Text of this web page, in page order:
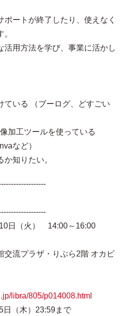
ートが終了したり、使えなく
活用方法を学び、事業に活かし
ている （ブーログ、どすごい
加工ツールを使っている
など）
か知りたい。
（火） 14:00～16:00
流プラザ・りぶら2階 オカビ
libra/805/p014008.html
（木）23:59まで